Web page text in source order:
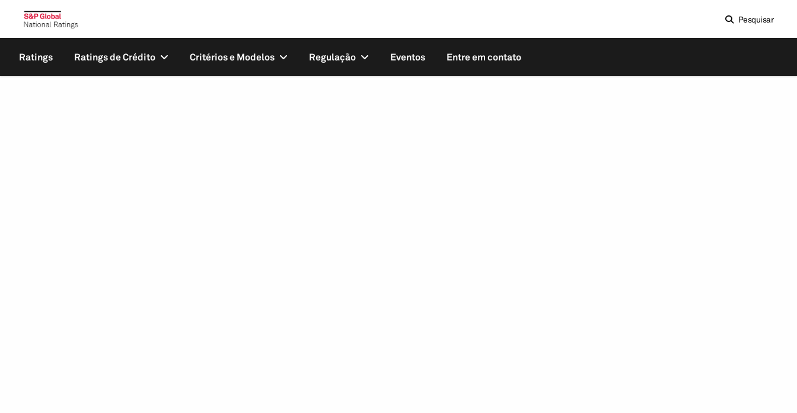
Pesquisar
Ratings Ratings de Crédito Critérios e Modelos Regulação Eventos Entre em contato